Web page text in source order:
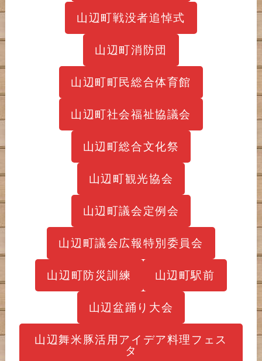
山辺町戦没者追悼式
山辺町消防団
山辺町町民総合体育館
山辺町社会福祉協議会
山辺町総合文化祭
山辺町観光協会
山辺町議会定例会
山辺町議会広報特別委員会
山辺町防災訓練 山辺町駅前
山辺盆踊り大会
山辺舞米豚活用アイデア料理フェス
タ